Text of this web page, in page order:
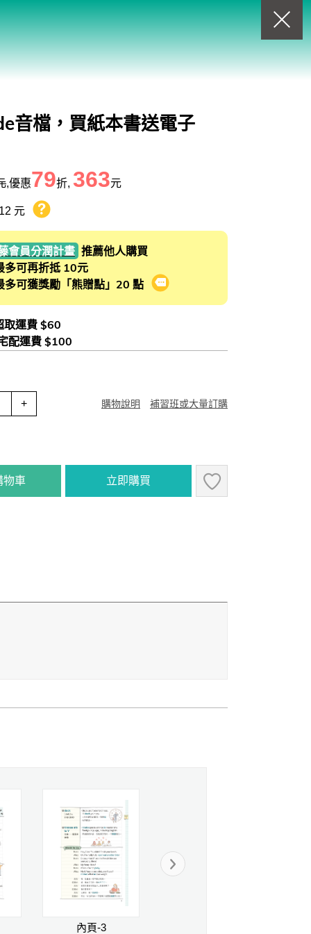
回上一頁
音檔，買紙本書送電子
,優惠79折, 363元
元 熊贈點回饋辦法
會員分潤計畫 推薦他人購買
可再折抵 10元
可獲獎勵「熊贈點」20 點
會員推薦分潤計畫
取運費 $60
配運費 $100
+ 購物說明 補習班或大量訂購
物車 立即購買
內頁-3